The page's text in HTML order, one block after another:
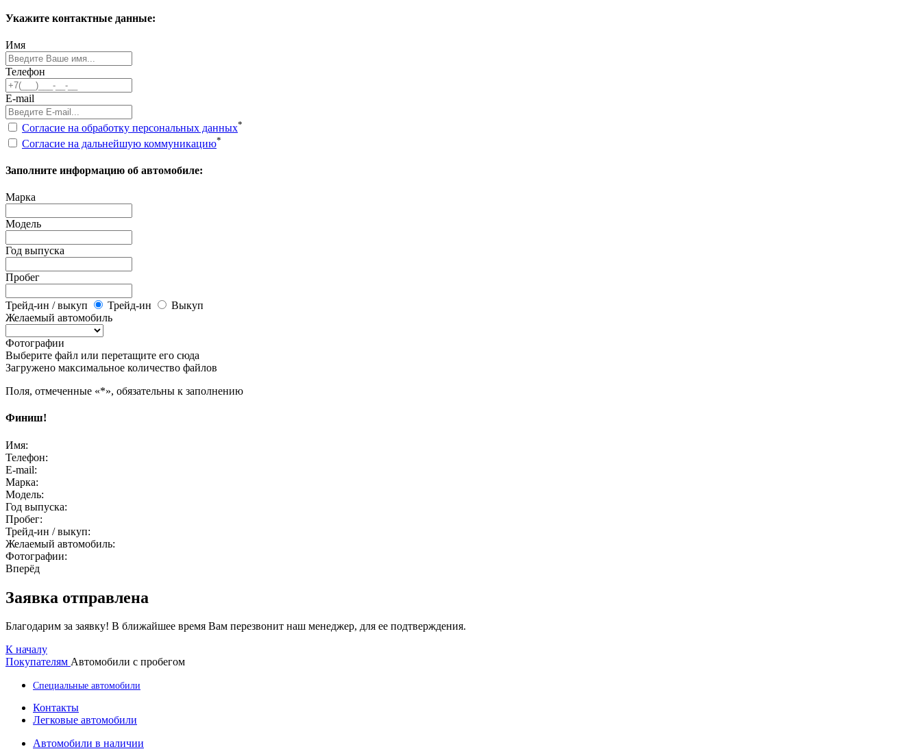
Укажите контактные данные:
Имя
Телефон
E-mail
Согласие на обработку персональных данных*
Согласие на дальнейшую коммуникацию*
Заполните информацию об автомобиле:
Марка
Модель
Год выпуска
Пробег
Трейд-ин / выкуп Трейд-ин
Выкуп
Желаемый автомобиль
Фотографии
Выберите файл или перетащите его сюда
Загружено максимальное количество файлов
Поля, отмеченные «*», обязательны к заполнению
Финиш!
Имя:
Телефон:
E-mail:
Марка:
Модель:
Год выпуска:
Пробег:
Трейд-ин / выкуп:
Желаемый автомобиль:
Фотографии:
Вперёд
Заявка отправлена
Благодарим за заявку! В ближайшее время Вам перезвонит наш менеджер, для ее подтверждения.
К началу
Покупателям Автомобили с пробегом
Специальные автомобили
Контакты
Легковые автомобили
Автомобили в наличии